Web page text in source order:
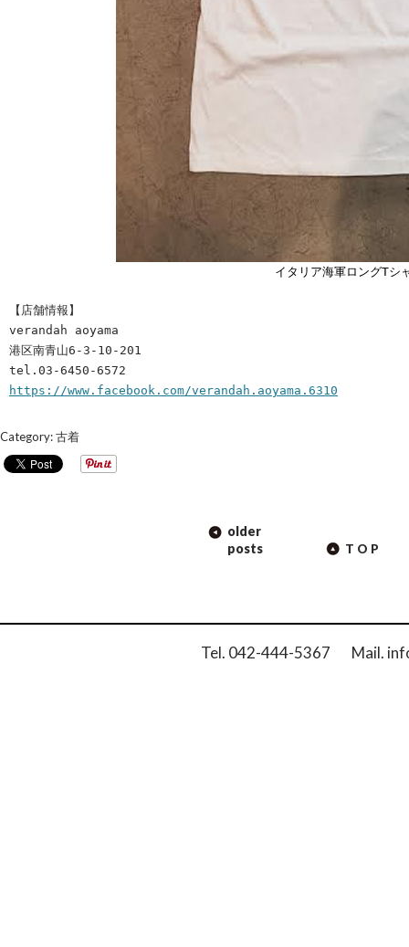
イタリア海軍ロングTシ
【店舗情報】
verandah aoyama
港区南青山6-3-10-201
tel.03-6450-6572
https://www.facebook.com/verandah.aoyama.6310
Category:古着
older
posts
TOP
Tel. 042-444-5367 Mail.